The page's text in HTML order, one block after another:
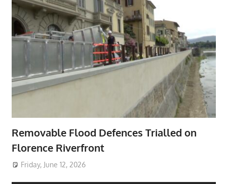
Removable Flood Defences Trialled on
Florence Riverfront
Friday, June 12, 2026